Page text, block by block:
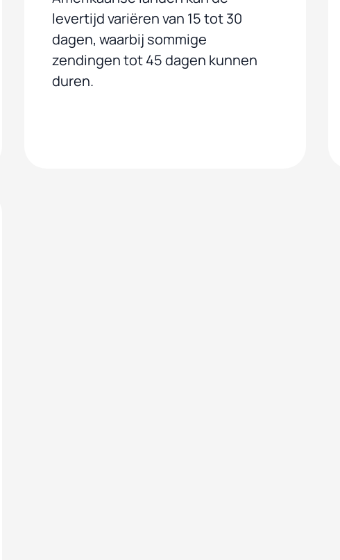
levertijd variëren van 15 tot 30
dagen, waarbij sommige
zendingen tot 45 dagen kunnen
duren.